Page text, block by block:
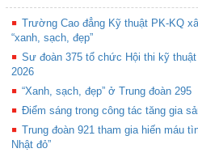
Trường Cao đẳng Kỹ thuật PK-KQ
“xanh, sạch, đẹp”
Sư đoàn 375 tổ chức Hội thi kỹ
2026
“Xanh, sạch, đẹp” ở Trung đoàn 295
Điểm sáng trong công tác tăng gia
Trung đoàn 921 tham gia hiến máu
Nhật đỏ”